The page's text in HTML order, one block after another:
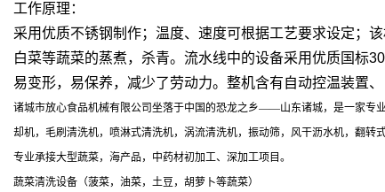
工作原理：
采用优质不锈钢制作；温度、速度可根据工艺要求设定；
白菜等蔬菜的蒸煮，杀青。流水线中的设备采用优质国标
易变形，易保养，减少了劳动力。整机含有自动控温装置
诸城市放心食品机械有限公司坐落于中国的恐龙之乡——山东诸城，是一家专
却机，毛刷清洗机，喷淋式清洗机，涡流清洗机，振动筛，风干沥水机，翻转
专业承接大型蔬菜，海产品，中药材初加工、深加工项目。
蔬菜清洗设备（菠菜，油菜，土豆，胡萝卜等蔬菜）